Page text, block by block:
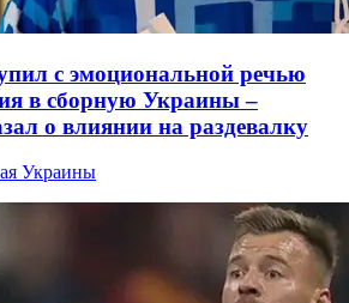
с эмоциональной речью
в сборную Украины –
о влиянии на раздевалку
Украины